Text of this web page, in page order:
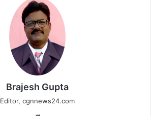
Brajesh Gupta
Editor, cgnnews24.com